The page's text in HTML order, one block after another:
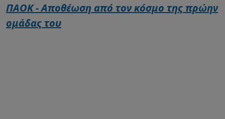
ΠΑΟΚ - Αποθέωση από τον κόσμο της πρώην
ομάδας του